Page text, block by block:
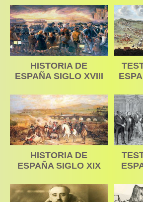
HISTORIA DE
ESPAÑA SIGLO XVIII
HISTORIA DE
ESPAÑA SIGLO XIX